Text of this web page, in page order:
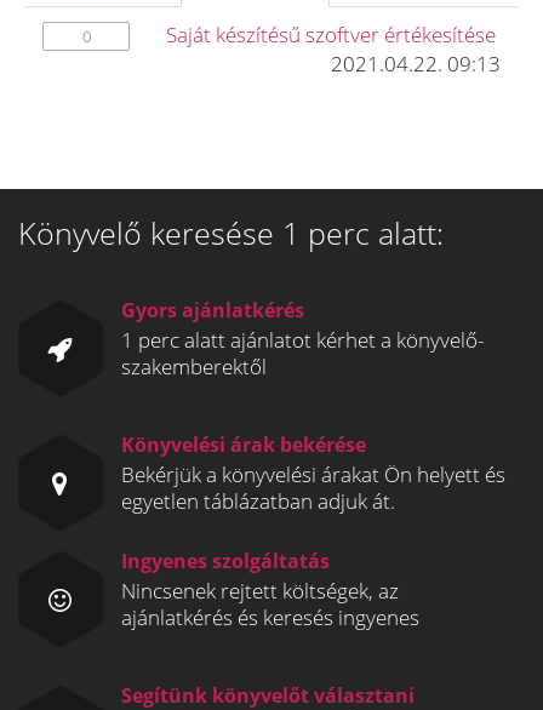
0
Saját készítésű szoftver értékesítése
2021.04.22. 09:13
Könyvelő keresése 1 perc alatt:
Gyors ajánlatkérés
1 perc alatt ajánlatot kérhet a könyvelő-
szakemberektől
Könyvelési árak bekérése
Bekérjük a könyvelési árakat Ön helyett és
egyetlen táblázatban adjuk át.
Ingyenes szolgáltatás
Nincsenek rejtett költségek, az
ajánlatkérés és keresés ingyenes
Segítünk könyvelőt választani